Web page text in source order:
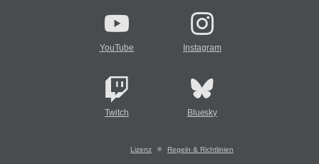
YouTube Instagram
Twitch Bluesky
Lizenz Regeln & Richtlinien